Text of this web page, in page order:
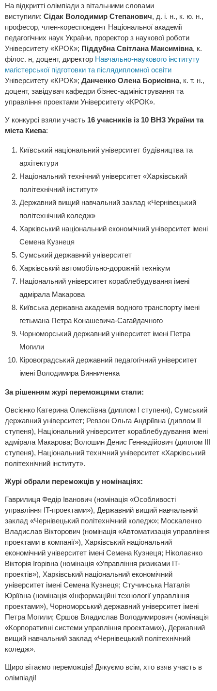
На відкритті олімпіади з вітальними словами
виступили: Сідак Володимир Степанович, д. і. н., к. ю. н.,
професор, член-кореспондент Національної академії
педагогічних наук України, проректор з наукової роботи
Університету «КРОК»; Піддубна Світлана Максимівна, к.
філос. н, доцент, директор Навчально-наукового інституту
магістерської підготовки та післядипломної освіти
Університету «КРОК»; Данченко Олена Борисівна, к. т. н.,
доцент, завідувач кафедри бізнес-адміністрування та
управління проектами Університету «КРОК».
У конкурсі взяли участь 16 учасників із 10 ВНЗ України та
міста Києва:
Київський національний університет будівництва та
архітектури
Національний технічний університет «Харківський
політехнічний інститут»
Державний вищий навчальний заклад «Чернівецький
політехнічний коледж»
Харківський національний економічний університет імені
Семена Кузнеця
Сумський державний університет
Харківський автомобільно-дорожній технікум
Національний університет кораблебудування імені
адмірала Макарова
Київська державна академія водного транспорту імені
гетьмана Петра Конашевича-Сагайдачного
Чорноморський державний університет імені Петра
Могили
Кіровоградський державний педагогічний університет
імені Володимира Винниченка
За рішенням журі переможцями стали:
Овсієнко Катерина Олексіївна (диплом І ступеня), Сумський
державний університет; Ревзон Ольга Андріївна (диплом ІІ
ступеня), Національний університет кораблебудування імені
адмірала Макарова; Волошин Денис Геннадійович (диплом ІІІ
ступеня), Національний технічний університет «Харківський
політехнічний інститут».
Журі обрали переможців у номінаціях:
Гаврилиця Федір Іванович (номінація «Особливості
управління IT-проектами»), Державний вищий навчальний
заклад «Чернівецький політехнічний коледж»; Москаленко
Владислав Вікторович (номінація «Автоматизація управління
проектами в компанії»), Харківський національний
економічний університет імені Семена Кузнеця; Ніколаєнко
Вікторія Ігорівна (номінація «Управління ризиками IT-
проектів»), Харківський національний економічний
університет імені Семена Кузнеця; Стучинська Наталія
Юріївна (номінація «Інформаційні технології управління
проектами»), Чорноморський державний університет імені
Петра Могили; Єршов Владислав Володимирович (номінація
«Корпоративні системи управління проектами»), Державний
вищий навчальний заклад «Чернівецький політехнічний
коледж».
Щиро вітаємо переможців! Дякуємо всім, хто взяв участь в
олімпіаді!